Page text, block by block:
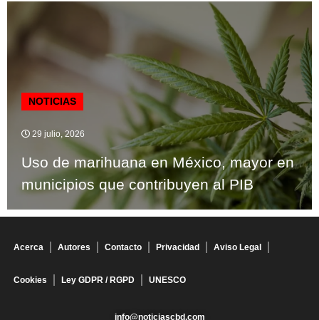
NOTICIAS
29 julio, 2026
Uso de marihuana en México, mayor en
municipios que contribuyen al PIB
Acerca Autores Contacto Privacidad Aviso Legal
Cookies Ley GDPR / RGPD UNESCO
info@noticiascbd.com